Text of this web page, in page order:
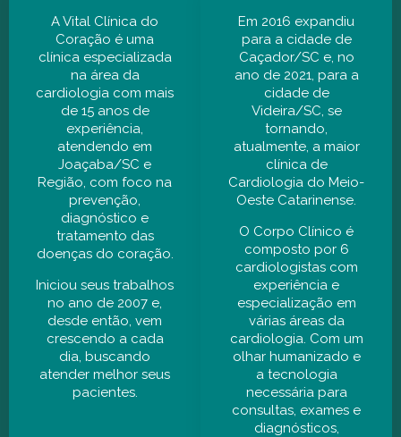
A Vital Clínica do
Coração é uma
clínica especializada
na área da
cardiologia com mais
de 15 anos de
experiência,
atendendo em
Joaçaba/SC e
Região, com foco na
prevenção,
diagnóstico e
tratamento das
doenças do coração.
Iniciou seus trabalhos
no ano de 2007 e,
desde então, vem
crescendo a cada
dia, buscando
atender melhor seus
pacientes.
Em 2016 expandiu
para a cidade de
Caçador/SC e, no
ano de 2021, para a
cidade de
Videira/SC, se
tornando,
atualmente, a maior
clínica de
Cardiologia do Meio-
Oeste Catarinense.
O Corpo Clínico é
composto por 6
cardiologistas com
experiência e
especialização em
várias áreas da
cardiologia. Com um
olhar humanizado e
a tecnologia
necessária para
consultas, exames e
diagnósticos,